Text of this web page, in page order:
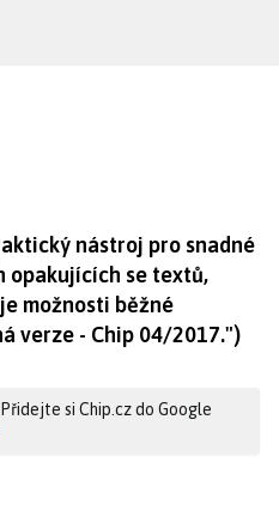
nástroj pro snadné
opakujících se textů,
možnosti běžné
verze - Chip 04/2017.")
si Chip.cz do Google